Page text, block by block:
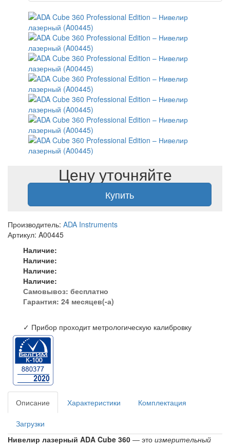
Цену уточняйте
Купить
Производитель: ADA Instruments
Артикул: A00445
Наличие:
Наличие:
Наличие:
Наличие:
Самовывоз: бесплатно
Гарантия: 24 месяцев(-а)
✓ Прибор проходит метрологическую калибровку
Описание Характеристики Комплектация
Загрузки
Нивелир лазерный ADA Cube 360 ― это измерительный